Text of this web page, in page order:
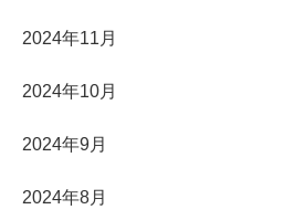
2024年11月
2024年10月
2024年9月
2024年8月